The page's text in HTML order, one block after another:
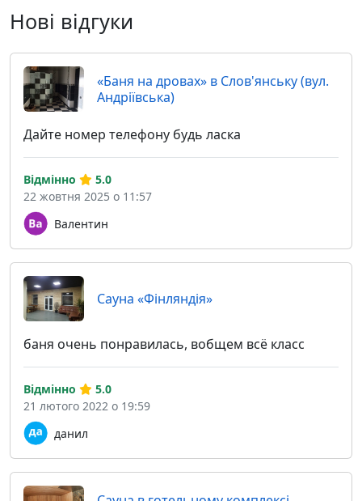
Нові відгуки
«Баня на дровах» в Слов'янську (вул.
Андріївська)
Дайте номер телефону будь ласка
Валентин
Відмінно
5.0
22 жовтня 2025 о 11:57
Сауна «Фінляндія»
баня очень понравилась, вобщем всё класс
данил
Відмінно
5.0
21 лютого 2022 о 19:59